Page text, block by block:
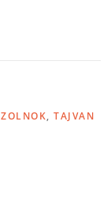
,TAJVAN